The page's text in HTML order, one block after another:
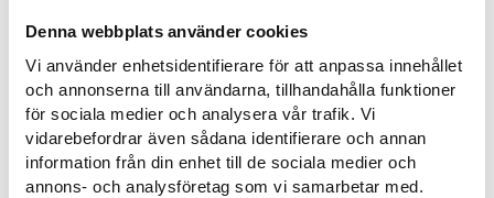
Denna webbplats använder cookies
Vi använder enhetsidentifierare för att anpassa innehållet
och annonserna till användarna, tillhandahålla funktioner
för sociala medier och analysera vår trafik. Vi
vidarebefordrar även sådana identifierare och annan
information från din enhet till de sociala medier och
annons- och analysföretag som vi samarbetar med.
7 AUGUSTI, 2026
PUBLIKINFORMATION: IFK NORRKÖPING-IK BRAGE